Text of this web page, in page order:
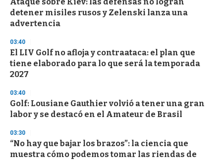
o
f
3
s
e
c
o
n
s
Ataque sobre Kiev: las defensas no logran
detener misiles rusos y Zelenski lanza una
advertencia
03:40
El LIV Golf no afloja y contraataca: el plan que
tiene elaborado para lo que será la temporada
2027
03:40
Golf: Lousiane Gauthier volvió a tener una gran
labor y se destacó en el Amateur de Brasil
03:30
“No hay que bajar los brazos”: la ciencia que
muestra cómo podemos tomar las riendas de